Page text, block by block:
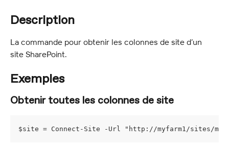
Description
La commande pour obtenir les colonnes de site d’un
site SharePoint.
Exemples
Obtenir toutes les colonnes de site
$site = Connect-Site -Url "http://myfarm1/sites/